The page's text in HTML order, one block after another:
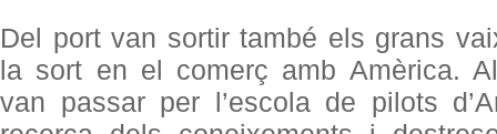
Del port van sortir també els grans
la sort en el comerç amb Amèrica.
van passar per l’escola de pilots